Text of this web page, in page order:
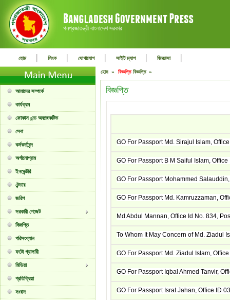
গনপ্রজাতন্ত্রী বাংলাদেশ সরকার
হোম | লিংক | যোগাযোগ | সাইট ম্যাপ | জিজ্ঞাসা |
আমাদের সম্পর্কে
কার্যক্রম
ফোকাস এন্ড অবজেকটিভ
সেবা
কর্মকর্তাবৃন্দ
অর্গানোগ্রাম
ইনভেন্টরি
টেন্ডার
জরিপ
সরকারী গেজেট
বিজ্ঞপ্তি
পরিসংখ্যান
ফটো গ্যালারী
মিডিয়া
প্রতিক্রিয়া
সংবাদ
হোম » বিজ্ঞপ্তি বিজ্ঞপ্তি »
বিজ্ঞপ্তি
GO For Passport Md. Sirajul Islam,
GO For Passport B M Saiful Islam, Office
GO For Passport Mohammed
GO For Passport Md. Kamruzzaman,
Md Abdul Mannan, Office Id No. 834,
To Whom It May Concern of Md. Ziadul
GO For Passport Md. Ziadul Islam,
GO For Passport Iqbal Ahmed Tanvir,
GO For Passport Israt Jahan, Office ID 03